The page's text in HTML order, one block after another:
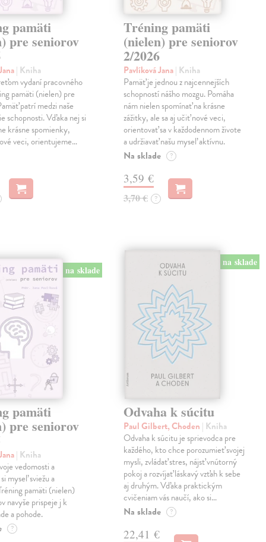
pamäti
pre seniorov
| Kniha
vydaní pracovného
pamäti (nielen) pre
patrí medzi naše
schopnosti. Vďaka nej si
krásne spomienky,
veci, orientujeme…
Tréning pamäti
(nielen) pre seniorov
2/2026
Pavlíková Jana| Kniha
Pamäť je jednou z najcennejších
schopností nášho mozgu. Pomáha
nám nielen spomínať na krásne
zážitky, ale sa aj učiť nové veci,
orientovať sa v každodennom živote
a udržiavať našu myseľ aktívnu.
Na sklade ?
3,59 €
3,70 € ?
na sklade
pamäti
pre seniorov
| Kniha
vedomosti a
myseľ sviežu a
pamäti (nielen)
navyše prispeje j k
a pohode.
?
na sklade
Odvaha k súcitu
Paul Gilbert, Choden | Kniha
Odvaha k súcitu je sprievodca pre
každého, kto chce porozumieť svojej
mysli, zvládať stres, nájsť vnútorný
pokoj a rozvíjať láskavý vzťah k sebe
aj druhým. Vďaka praktickým
cvičeniam vás naučí, ako si…
Na sklade ?
22,41 €